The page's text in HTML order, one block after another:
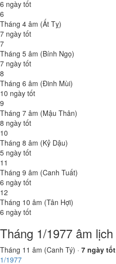
6 ngày tốt
6
Tháng 4 âm (Ất Tỵ)
7 ngày tốt
7
Tháng 5 âm (Bính Ngọ)
7 ngày tốt
8
Tháng 6 âm (Đinh Mùi)
10 ngày tốt
9
Tháng 7 âm (Mậu Thân)
8 ngày tốt
10
Tháng 8 âm (Kỷ Dậu)
5 ngày tốt
11
Tháng 9 âm (Canh Tuất)
6 ngày tốt
12
Tháng 10 âm (Tân Hợi)
6 ngày tốt
Tháng 1/1977 âm lịch
Tháng 11 âm (Canh Tý) · 7 ngày tốt
1/1977